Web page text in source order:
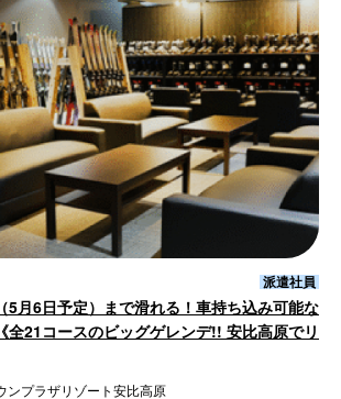
派遣社員
5月6日予定）まで滑れる！車持ち込み可能な
全21コースのビッグゲレンデ!! 安比高原でリ
ンプラザリゾート安比高原